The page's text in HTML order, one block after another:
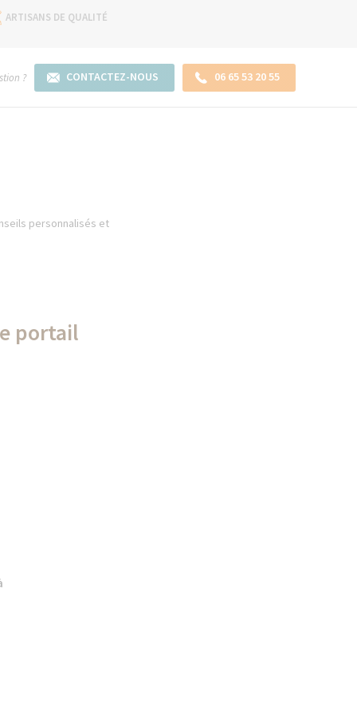
ARTISANS DE QUALITÉ
? CONTACTEZ-NOUS 06 65 53 20 55
personnalisés et
portail